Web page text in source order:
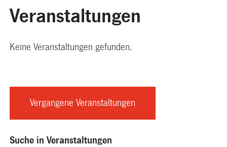
Veranstaltungen
Keine Veranstaltungen gefunden.
Vergangene Veranstaltungen
Suche in Veranstaltungen